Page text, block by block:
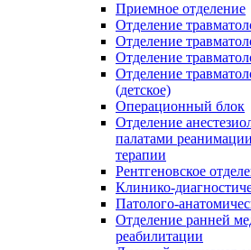
Приемное отделение
Отделение
Отделение
Отделение
Отделение
(детское)
Операционный блок
Отделение
палатами
терапии
Рентгеновское
Клинико-
Патолого-
Отделение ранней
реабилитации